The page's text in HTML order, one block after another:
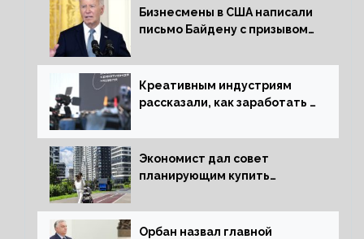
Бизнесмены в США написали
письмо Байдену с призывом
Креативным индустриям
рассказали, как заработать 2
экономики
Экономист дал совет
планирующим купить
Орбан назвал главной